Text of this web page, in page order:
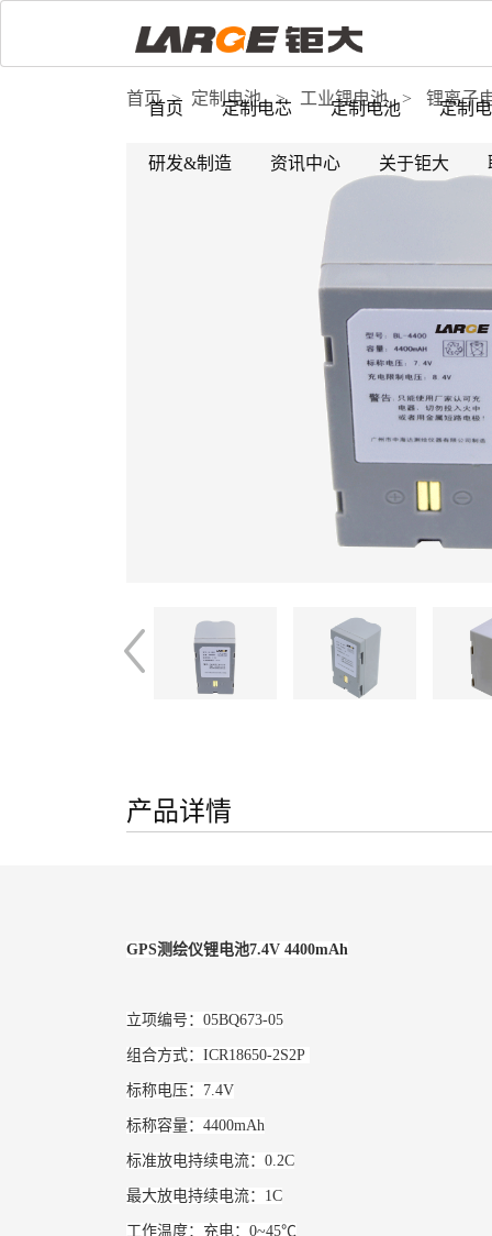
首页 定制电芯 定制电池 定制
研发&制造 资讯中心 关于钜大
首页 > 定制电池 > 工业锂电池 > 锂离子
产品详情
GPS测绘仪锂电池7.4V 4400mAh
立项编号：05BQ673-05
组合方式：ICR18650-2S2P
标称电压：7.4V
标称容量：4400mAh
标准放电持续电流：0.2C
最大放电持续电流：1C
工作温度：充电：0~45℃